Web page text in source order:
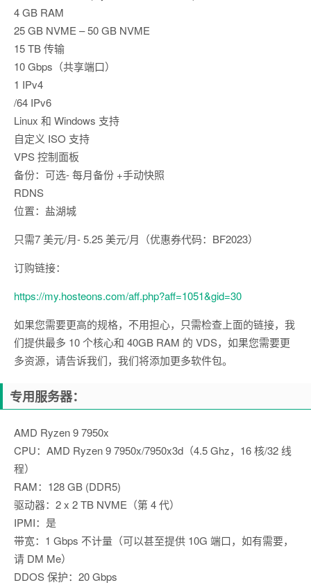
4 GB RAM
25 GB NVME – 50 GB NVME
15 TB 传输
10 Gbps（共享端口）
1 IPv4
/64 IPv6
Linux 和 Windows 支持
自定义 ISO 支持
VPS 控制面板
备份：可选- 每月备份 +手动快照
RDNS
位置：盐湖城
只需7 美元/月- 5.25 美元/月（优惠券代码：BF2023）
订购链接：
https://my.hosteons.com/aff.php?aff=1051&gid=30
如果您需要更高的规格，不用担心，只需检查上面的链接，我
们提供最多 10 个核心和 40GB RAM 的 VDS，如果您需要更
多资源，请告诉我们，我们将添加更多软件包。
专用服务器：
AMD Ryzen 9 7950x
CPU：AMD Ryzen 9 7950x/7950x3d（4.5 Ghz，16 核/32 线
程）
RAM：128 GB (DDR5)
驱动器：2 x 2 TB NVME（第 4 代）
IPMI：是
带宽：1 Gbps 不计量（可以甚至提供 10G 端口，如有需要，
请 DM Me）
DDOS 保护：20 Gbps